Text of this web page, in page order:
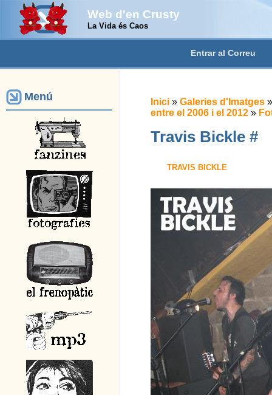
Web d'en Crusty
La Vida és Caos
Entrar al Correu
Menú Inici » Galeries d'Imatges
entre el 2006 i el 2012 »
Travis Bickle #
TRAVIS BICKLE